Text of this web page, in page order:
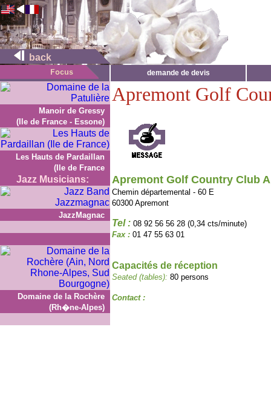
back
demande de devis
Manoir de Gressy
(Ile de France - Essone)
Les Hauts de Pardaillan
(Ile de France
Jazz Musicians:
JazzMagnac
Domaine de la Rochère
(Rh�ne-Alpes)
Apremont Golf
Apremont Golf Country Club
Chemin départemental - 60 E
60300 Apremont
Tel : 08 92 56 56 28 (0,34 cts/minute)
Fax : 01 47 55 63 01
Capacités de réception
Seated (tables): 80 persons
Contact :